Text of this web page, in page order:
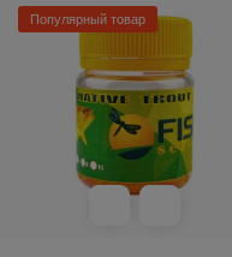
Популярный товар